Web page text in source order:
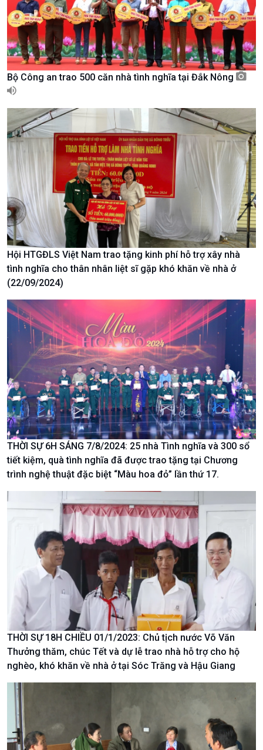
Nam
Xã hội
Tin Đời sống & Xã hội
360 độ Sức khỏe
Chuyển đổi Xanh
Tài nguyên và Môi trường
Chuyên gia của bạn
Xã hội chuyển động
Bước chân đến trường
Khoa học & Công nghệ
Tin Khoa học & Công nghệ
Kết nối công nghệ
Sống chung với biến đổi
Văn hoá & Du lịch
Tin Văn hoá & Du lịch
Chát với người nổi tiếng
Câu chuyện Thể thao
Multimedia
Ảnh
Video
Infographic
E-Magazine
Bộ Công an trao 500 căn nhà tình nghĩa tại Đắk Nông
Hội HTGĐLS Việt Nam trao tặng kinh phí hỗ trợ xây nhà
tình nghĩa cho thân nhân liệt sĩ gặp khó khăn về nhà ở
(22/09/2024)
THỜI SỰ 6H SÁNG 7/8/2024: 25 nhà Tình nghĩa và 300 sổ
tiết kiệm, quà tình nghĩa đã được trao tặng tại Chương
trình nghệ thuật đặc biệt “Màu hoa đỏ” lần thứ 17.
THỜI SỰ 18H CHIỀU 01/1/2023: Chủ tịch nước Võ Văn
Thưởng thăm, chúc Tết và dự lễ trao nhà hỗ trợ cho hộ
nghèo, khó khăn về nhà ở tại Sóc Trăng và Hậu Giang